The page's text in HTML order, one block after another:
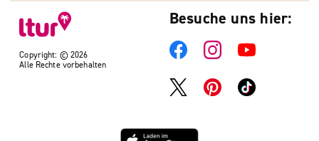
Copyright: © 2026
Alle Rechte vorbehalten
Besuche uns hier: